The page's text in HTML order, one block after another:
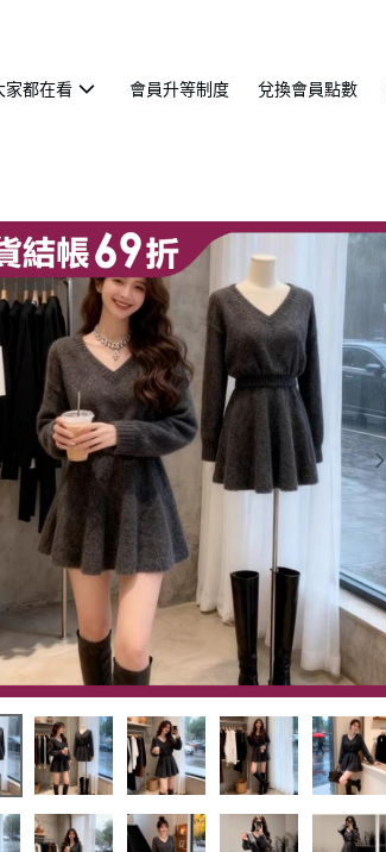
家都在看 會員升等制度 兌換會員點數